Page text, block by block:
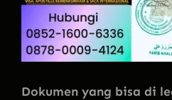
Dokumen yang bisa di